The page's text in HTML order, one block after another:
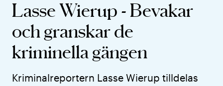
Lasse Wierup - Bevakar
och granskar de
kriminella gängen
Kriminalreportern Lasse Wierup tilldelas